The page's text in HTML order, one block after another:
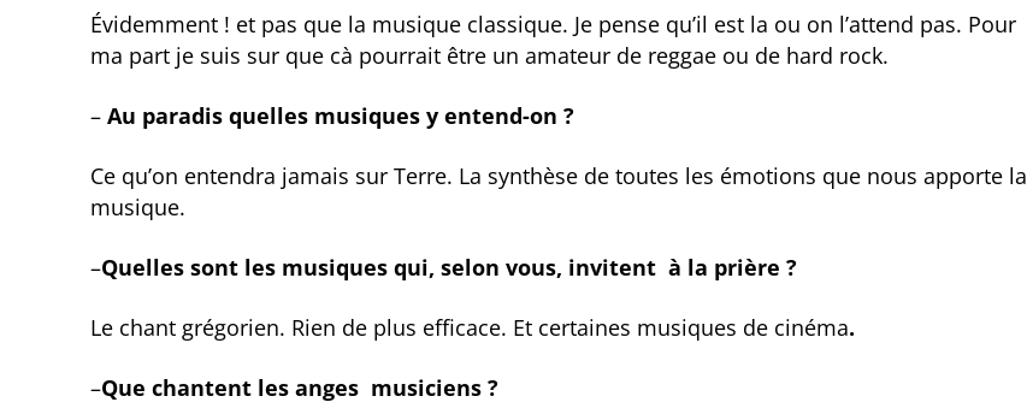
Évidemment ! et pas que la musique classique. Je pense qu’il est la ou on l’attend pas. Pour
ma part je suis sur que cà pourrait être un amateur de reggae ou de hard rock.
–Au paradis quelles musiques y entend-on ?
Ce qu’on entendra jamais sur Terre. La synthèse de toutes les émotions que nous apporte la
musique.
–Quelles sont les musiques qui, selon vous, invitent à la prière ?
Le chant grégorien. Rien de plus efficace. Et certaines musiques de cinéma.
–Que chantent les anges musiciens ?